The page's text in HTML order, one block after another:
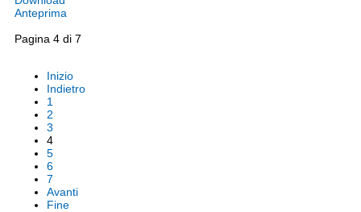
Anteprima
Pagina 4 di 7
Inizio
Indietro
1
2
3
4
5
6
7
Avanti
Fine